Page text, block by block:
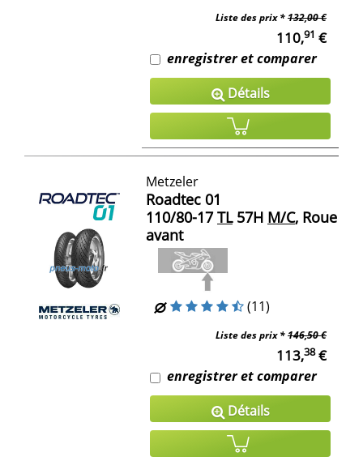
Liste des prix *132,00 €
110,91 €
enregistrer et comparer
Détails
Metzeler
Roadtec 01
110/80-17 TL57H M/C, Roue
avant
(11)
Liste des prix *146,50 €
113,38€
enregistrer et comparer
Détails